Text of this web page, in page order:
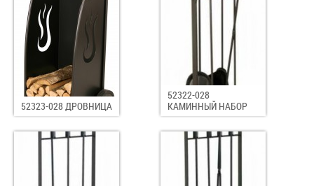
52323-028 ДРОВНИЦА
52322-028
КАМИННЫЙ НАБОР